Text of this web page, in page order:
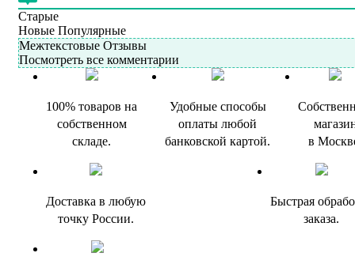
Старые
Новые Популярные
Межтекстовые Отзывы
Посмотреть все комментарии
100% товаров на
собственном
складе.
Удобные способы
оплаты любой
банковской картой.
в
Доставка в любую
точку России.
Быстрая
заказа.